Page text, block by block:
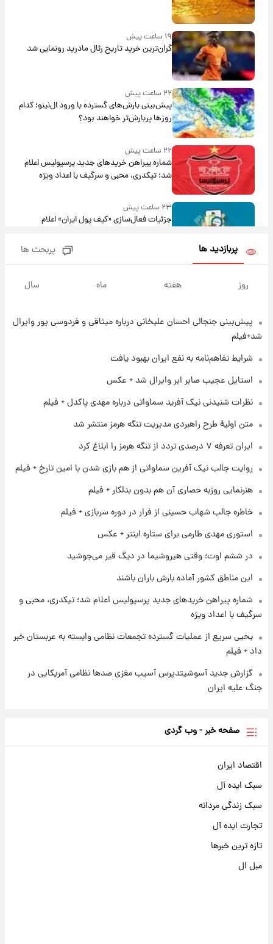
۱۹ ساعت پیش
گران‌ترین خرید تاریخ رئال مادرید رونمایی شد
۲۲ ساعت پیش
پیش‌بینی بارش‌های گسترده با ورود ال‌نینو؛ کدام
روزها پربارش‌تر خواهند بود؟
۲۲ ساعت پیش
شماره پیراهن خریدهای جدید پرسپولیس اعلام
شد؛ تیکدری، محبی و سرگیف با اعداد ویژه
۲۳ ساعت پیش
جزئیات فعال‌سازی «کیف پول ایران» اعلام
امروز پنجشنبه ۱۵ مرداد ۱۴۰۵ +جدول
۱ روز پیش
۱ روز پیش
شد
شرایط تازه فروش اقساطی سایپا اعلام شد؛
بلندمدت + جدول
۱ روز پیش
سیگنال‌های جدید برای بازار طلا؛ پیش‌بینی
قیمت سکه و طلا فردا
فال حافظ پنجشنبه ۱۵ مرداد ماه ۱۴۰۵
پربازدید ها پربحث ها
روز هفته ماه سال
پیش‌بینی جنجالی احسان علیخانی درباره میثاقی و فردوسی پور وایرال
شد+فیلم
شرایط تفاهم‌نامه به نفع ایران بهبود یافت
استایل عجیب صابر ابر وایرال شد + عکس
نظرات شنیدنی نیک آفرید سماواتی درباره مهدی پاکدل + فیلم
متن اولیۀ طرح راهبردی مدیریت تنگه هرمز منتشر شد
ایران تعرفه ۷ درصدی تردد از تنگه هرمز را ابلاغ کرد
روایت جالب نیک آفرین سماواتی از هم بازی شدن با امین تارخ + فیلم
هنرنمایی روزبه حصاری آن هم بدون بدلکار + فیلم
خاطره جالب شهاب حسینی از فرار در دوره سربازی + فیلم
استوری مهدی طارمی برای ستاره اینتر + عکس
در ششم اوت؛ وقتی هیروشیما در دیگ قیر می‌جوشید
این مناطق کشور آماده بارش باران باشند
شماره پیراهن خریدهای جدید پرسپولیس اعلام شد؛ تیکدری، محبی و
سرگیف با اعداد ویژه
یحیی سریع از عملیات گسترده تجمعات نظامی وابسته به عربستان خبر
داد + فیلم
گزارش جدید آسوشیتدپرس آسیب مغزی صدها نظامی آمریکایی در
جنگ علیه ایران
صفحه خبر - وب گردی
اقتصاد ایران
سبک ایده آل
سبک زندگی مردانه
تجارت ایده آل
تازه ترین خبرها
مبل ال